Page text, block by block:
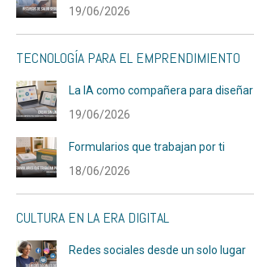
19/06/2026
TECNOLOGÍA PARA EL EMPRENDIMIENTO
La IA como compañera para diseñar
19/06/2026
Formularios que trabajan por ti
18/06/2026
CULTURA EN LA ERA DIGITAL
Redes sociales desde un solo lugar